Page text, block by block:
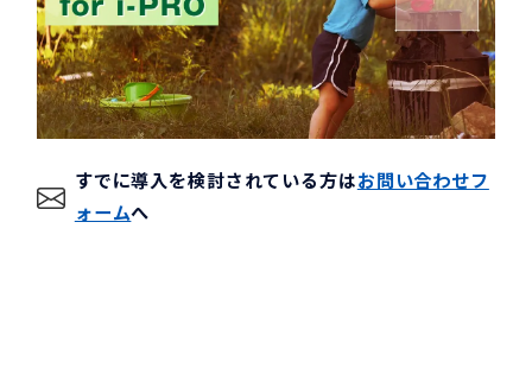
すでに導入を検討されている方はお問い合わせフ
ォームへ